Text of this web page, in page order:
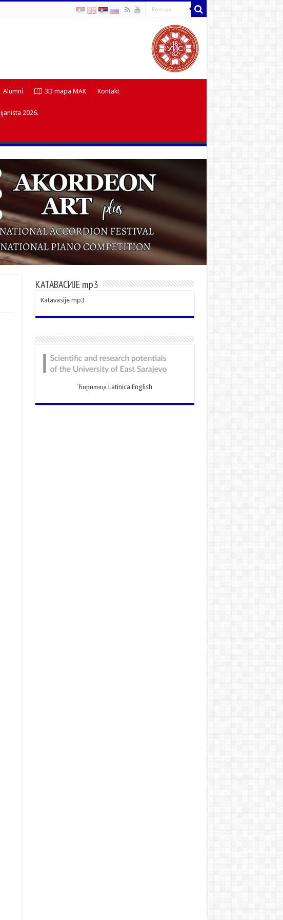
Alumni 3D mapa MAK Kontakt
2026.
КАТАВАСИЈЕ mp3
Katavasije mp3
Ћирилица Latinica English